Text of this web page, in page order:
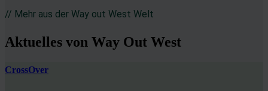
// Mehr aus der Way out West Welt
Aktuelles von Way Out West
CrossOver